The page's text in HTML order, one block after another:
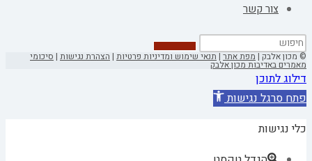
צור קשר
© מכון אלבק |מפת אתר|תנאי שימוש ומדיניות פרטיות | הצהרת נגישות | סיכומי
מאמרים באדיבות מכון אלבק
דילוג לתוכן
פתח סרגל נגישות
כלי נגישות